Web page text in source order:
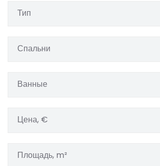
Тип
Спальни
Ванные
Цена, €
Площадь, m²